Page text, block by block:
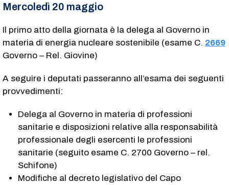
Mercoledì 20 maggio
Il primo atto della giornata è la delega al Governo in
materia di energia nucleare sostenibile (esame C. 2669
Governo – Rel. Giovine)
A seguire i deputati passeranno all’esama dei seguenti
provvedimenti:
Delega al Governo in materia di professioni
sanitarie e disposizioni relative alla responsabilità
professionale degli esercenti le professioni
sanitarie (seguito esame C. 2700​ Governo – rel.
Schifone)
Modifiche al decreto legislativo del Capo